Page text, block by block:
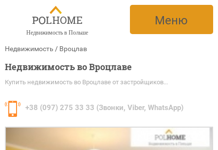
Недвижимость в Польше
Меню
Недвижимость / Вроцлав
Недвижимость во Вроцлаве
Купить недвижимость во Вроцлаве от застройщиков...
+38 (097) 275 33 33 (Звонки, Viber, WhatsApp)